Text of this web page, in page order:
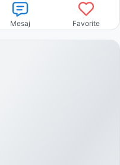
Mesaj Favorite